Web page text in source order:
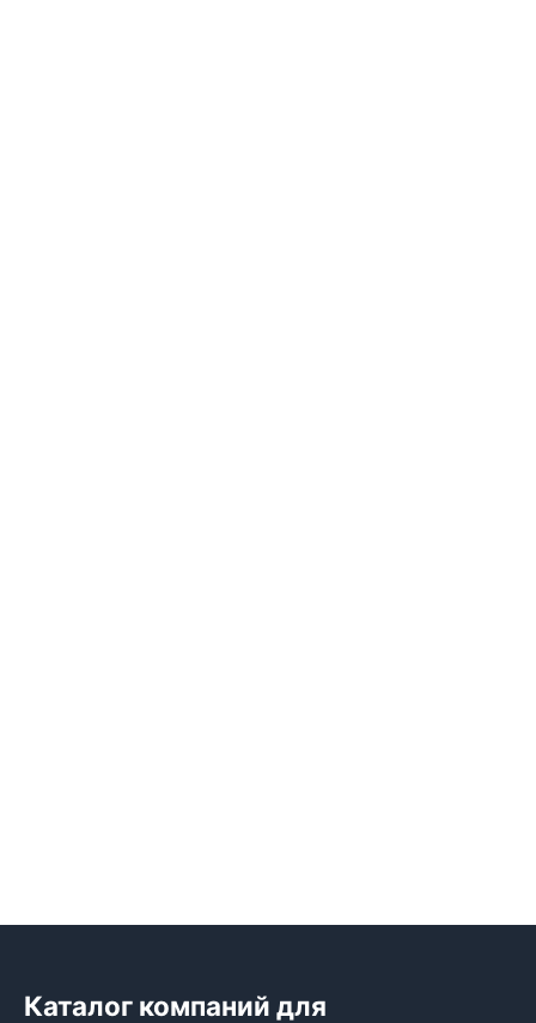
Каталог компаний для